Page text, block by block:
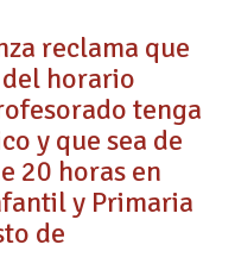
reclama que
horario
tenga
y que sea de
20 horas en
y Primaria
de